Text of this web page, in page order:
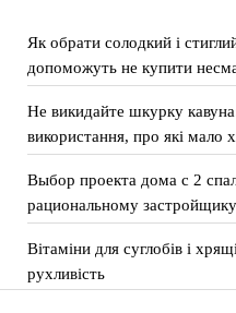
Як обрати солодкий і
допоможуть не купити
Не викидайте шкурку
використання, про які мало
Выбор проекта дома с 2
рациональному застройщику
Вітаміни для суглобів і
рухливість